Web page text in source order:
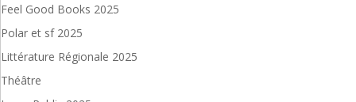
Feel Good Books 2025
Polar et sf 2025
Littérature Régionale 2025
Théâtre